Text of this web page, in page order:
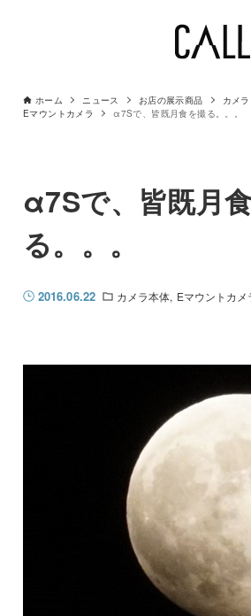
ホーム ニュース お店の展示商品 カメラ
Eマウントカメラ
α7Sで、皆既月食を撮る。。。
α7Sで、皆既月
る。。。
2016.06.22 カメラ本体 Eマウントカメ